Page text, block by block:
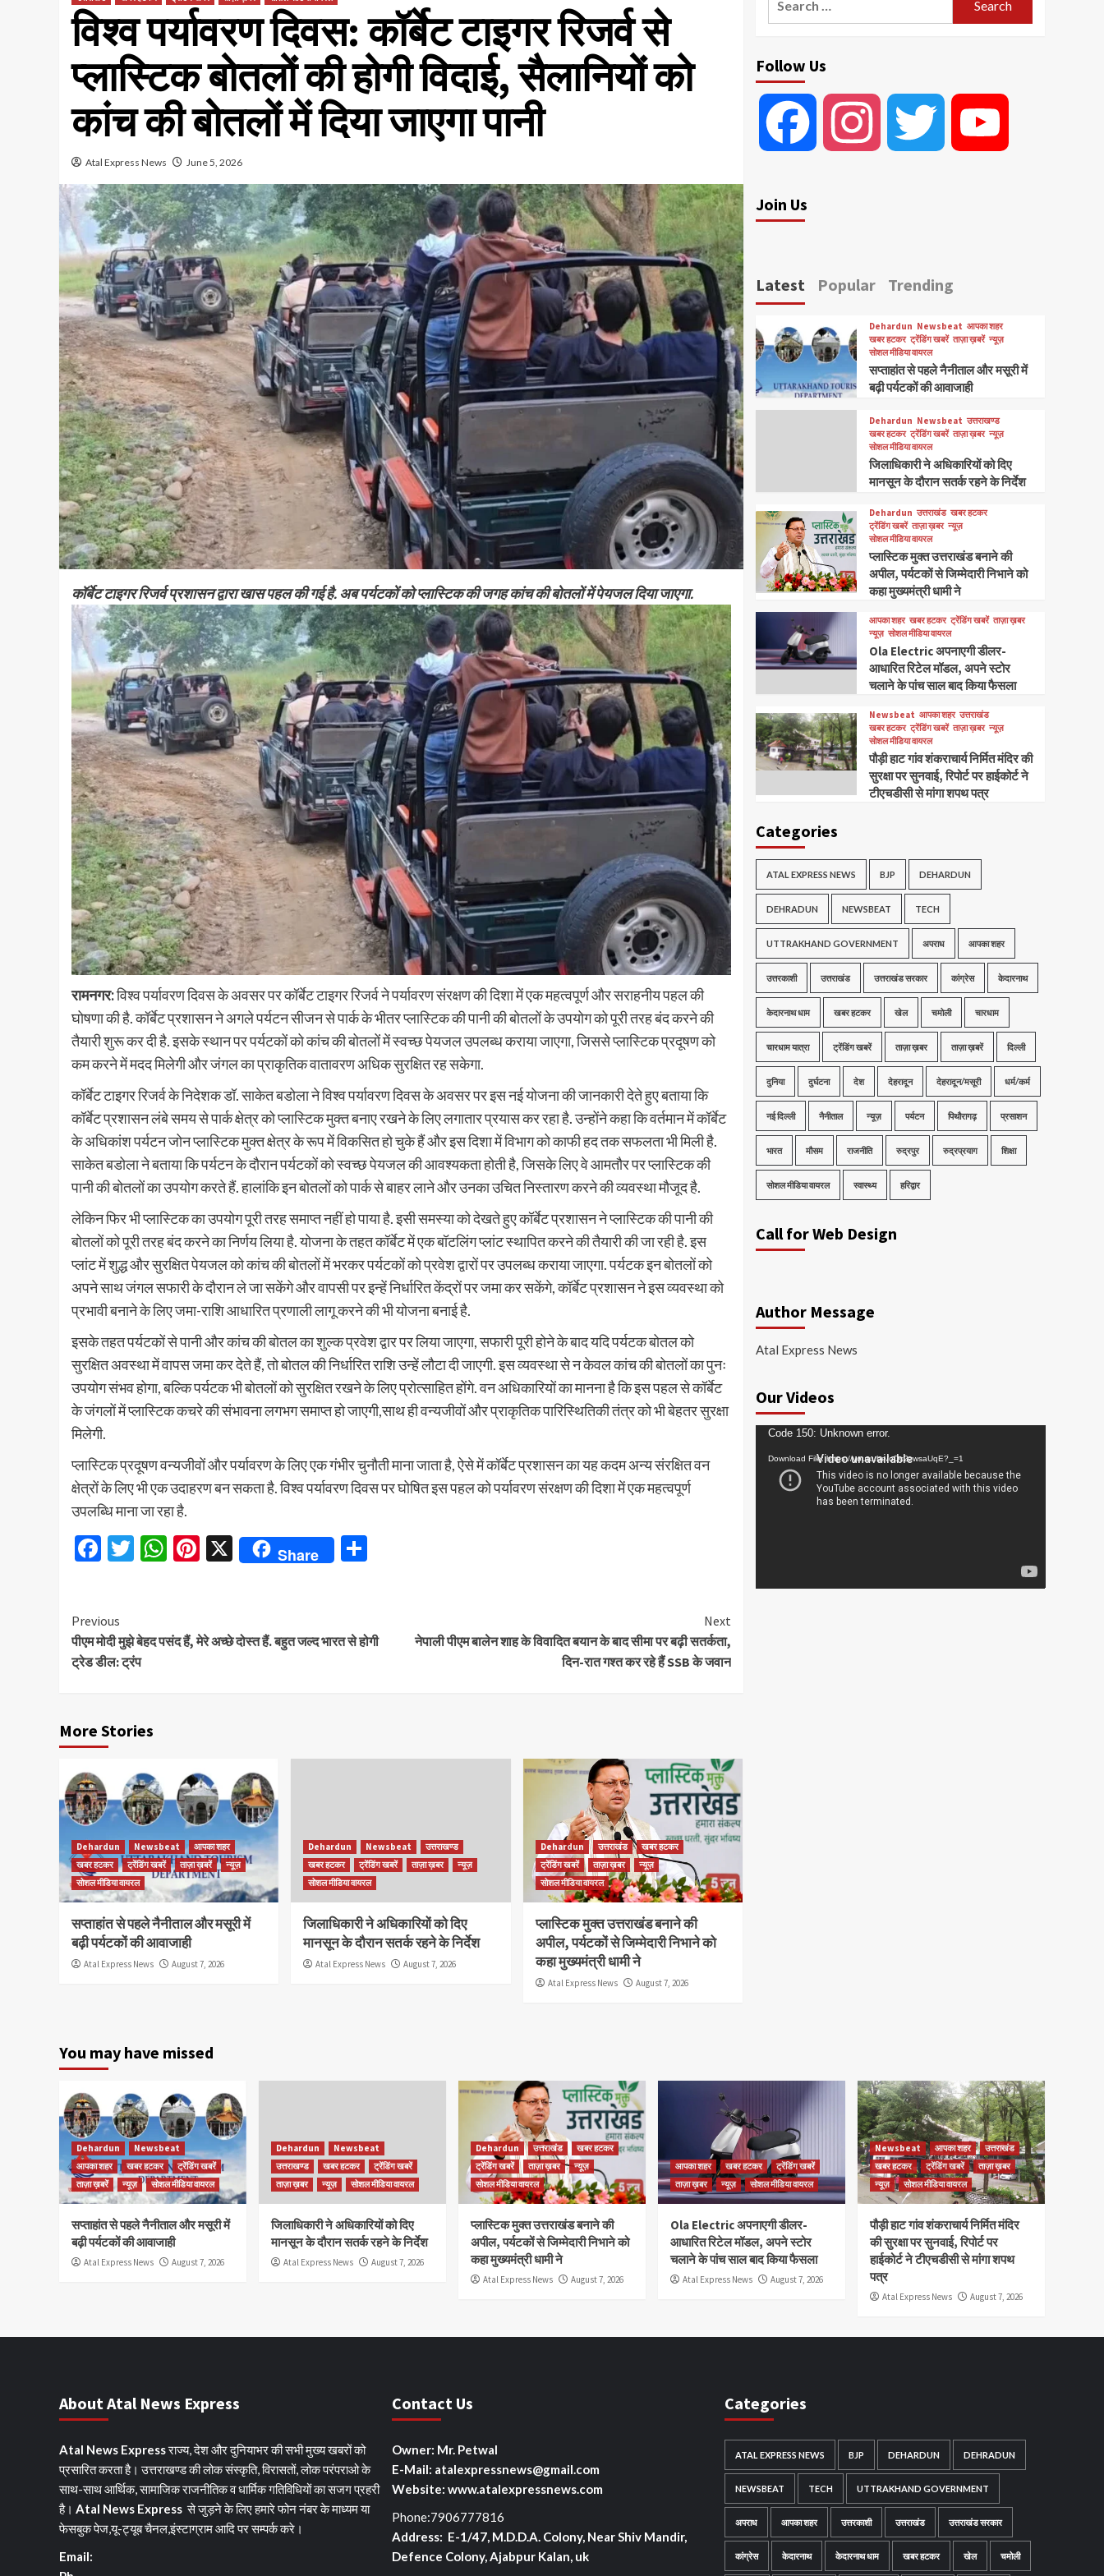
विश्व पर्यावरण दिवस: कॉर्बेट टाइगर रिजर्व से
प्लास्टिक बोतलों की होगी विदाई, सैलानियों को
कांच की बोतलों में दिया जाएगा पानी
Atal Express News June 5, 2026
कॉर्बेट टाइगर रिजर्व प्रशासन द्वारा खास पहल की गई है. अब पर्यटकों को प्लास्टिक की जगह कांच की बोतलों में पेयजल दिया जाएगा.
रामनगर:विश्व पर्यावरण दिवस के अवसर पर कॉर्बेट टाइगर रिजर्व ने पर्यावरण संरक्षण की दिशा में एक महत्वपूर्ण और सराहनीय पहल की
घोषणा की है. कॉर्बेट प्रशासन ने अगले पर्यटन सीजन से पार्क के भीतर प्लास्टिक की पानी की बोतलों के उपयोग को पूरी तरह बंद करने की
तैयारी शुरू कर दी है. इसके स्थान पर पर्यटकों को कांच की बोतलों में स्वच्छ पेयजल उपलब्ध कराया जाएगा, जिससे प्लास्टिक प्रदूषण को
कम करने में मदद मिलेगी और जंगल का प्राकृतिक वातावरण अधिक सुरक्षित रह सकेगा.
कॉर्बेट टाइगर रिजर्व के निदेशक डॉ. साकेत बडोला ने विश्व पर्यावरण दिवस के अवसर पर इस नई योजना की जानकारी देते हुए बताया कि
कॉर्बेट प्रशासन लंबे समय से पार्क क्षेत्र को प्लास्टिक मुक्त बनाए रखने के लिए लगातार प्रयास कर रहा है. उन्होंने कहा कि वर्तमान में कॉर्बेट
के अधिकांश पर्यटन जोन प्लास्टिक मुक्त क्षेत्र के रूप में विकसित हो चुके हैं और इस दिशा में विभाग को काफी हद तक सफलता भी मिली है.
साकेत बडोला ने बताया कि पर्यटन के दौरान पर्यटकों को स्वच्छ पेयजल की आवश्यकता होती है, जिसके लिए वे आमतौर पर प्लास्टिक की
पानी की बोतलों का उपयोग करते हैं. हालांकि इन बोतलों को पार्क से बाहर लाने और उनका उचित निस्तारण करने की व्यवस्था मौजूद है.
लेकिन फिर भी प्लास्टिक का उपयोग पूरी तरह समाप्त नहीं हो पाया है. इसी समस्या को देखते हुए कॉर्बेट प्रशासन ने प्लास्टिक की पानी की
बोतलों को पूरी तरह बंद करने का निर्णय लिया है. योजना के तहत कॉर्बेट में एक बॉटलिंग प्लांट स्थापित करने की तैयारी की जा रही है. इस
प्लांट में शुद्ध और सुरक्षित पेयजल को कांच की बोतलों में भरकर पर्यटकों को प्रवेश द्वारों पर उपलब्ध कराया जाएगा. पर्यटक इन बोतलों को
अपने साथ जंगल सफारी के दौरान ले जा सकेंगे और वापसी पर इन्हें निर्धारित केंद्रों पर जमा कर सकेंगे, कॉर्बेट प्रशासन ने इस व्यवस्था को
प्रभावी बनाने के लिए जमा-राशि आधारित प्रणाली लागू करने की भी योजना बनाई है.
इसके तहत पर्यटकों से पानी और कांच की बोतल का शुल्क प्रवेश द्वार पर लिया जाएगा, सफारी पूरी होने के बाद यदि पर्यटक बोतल को
सुरक्षित अवस्था में वापस जमा कर देते हैं, तो बोतल की निर्धारित राशि उन्हें लौटा दी जाएगी. इस व्यवस्था से न केवल कांच की बोतलों का पुनः
उपयोग संभव होगा, बल्कि पर्यटक भी बोतलों को सुरक्षित रखने के लिए प्रोत्साहित होंगे. वन अधिकारियों का मानना है कि इस पहल से कॉर्बेट
के जंगलों में प्लास्टिक कचरे की संभावना लगभग समाप्त हो जाएगी,साथ ही वन्यजीवों और प्राकृतिक पारिस्थितिकी तंत्र को भी बेहतर सुरक्षा
मिलेगी.
प्लास्टिक प्रदूषण वन्यजीवों और पर्यावरण के लिए एक गंभीर चुनौती माना जाता है, ऐसे में कॉर्बेट प्रशासन का यह कदम अन्य संरक्षित वन
क्षेत्रों के लिए भी एक उदाहरण बन सकता है. विश्व पर्यावरण दिवस पर घोषित इस पहल को पर्यावरण संरक्षण की दिशा में एक महत्वपूर्ण
उपलब्धि माना जा रहा है.
Facebook
Twitter
WhatsApp
Pinterest
X Share
Continue
Reading
Previous
पीएम मोदी मुझे बेहद पसंद हैं, मेरे अच्छे दोस्त हैं. बहुत जल्द भारत से होगी
ट्रेड डील: ट्रंप
Next
नेपाली पीएम बालेन शाह के विवादित बयान के बाद सीमा पर बढ़ी सतर्कता,
दिन-रात गश्त कर रहे हैं SSB के जवान
More Stories
Dehardun Newsbeat
आपका शहर
खबर हटकर
ट्रेंडिंग खबरें ताज़ा ख़बरें
न्यूज़
सोशल मीडिया वायरल
सप्ताहांत से पहले नैनीताल और मसूरी में
बढ़ी पर्यटकों की आवाजाही
Atal Express News August 7, 2026
Dehardun Newsbeat
उत्तराखण्ड
खबर हटकर
ट्रेंडिंग खबरें ताज़ा ख़बर
न्यूज़
सोशल मीडिया वायरल
जिलाधिकारी ने अधिकारियों को दिए
मानसून के दौरान सतर्क रहने के निर्देश
Atal Express News August 7, 2026
Dehardun उत्तराखंड
खबर हटकर
ट्रेंडिंग खबरें
ताज़ा ख़बर
न्यूज़
सोशल मीडिया वायरल
प्लास्टिक मुक्त उत्तराखंड बनाने की
अपील, पर्यटकों से जिम्मेदारी निभाने को
कहा मुख्यमंत्री धामी ने
Atal Express News August 7, 2026
Follow Us
Facebook Instagram Twitter
Join Us
Latest Popular Trending
Dehardun Newsbeat आपका शहर
खबर हटकर ट्रेंडिंग खबरें ताज़ा ख़बरें न्यूज़
सोशल मीडिया वायरल
सप्ताहांत से पहले नैनीताल और मसूरी में
बढ़ी पर्यटकों की आवाजाही
Dehardun Newsbeat उत्तराखण्ड
खबर हटकर ट्रेंडिंग खबरें ताज़ा ख़बर न्यूज़
सोशल मीडिया वायरल
जिलाधिकारी ने अधिकारियों को दिए
मानसून के दौरान सतर्क रहने के निर्देश
Dehardun उत्तराखंड खबर हटकर
ट्रेंडिंग खबरें ताज़ा ख़बर न्यूज़
सोशल मीडिया वायरल
प्लास्टिक मुक्त उत्तराखंड बनाने की
अपील, पर्यटकों से जिम्मेदारी निभाने को
कहा मुख्यमंत्री धामी ने
आपका शहर खबर हटकर ट्रेंडिंग खबरें ताज़ा ख़बर
न्यूज़ सोशल मीडिया वायरल
Ola Electric अपनाएगी डीलर-
आधारित रिटेल मॉडल, अपने स्टोर
चलाने के पांच साल बाद किया फैसला
Newsbeat आपका शहर उत्तराखंड
खबर हटकर ट्रेंडिंग खबरें ताज़ा ख़बर न्यूज़
सोशल मीडिया वायरल
पौड़ी हाट गांव शंकराचार्य निर्मित मंदिर की
सुरक्षा पर सुनवाई, रिपोर्ट पर हाईकोर्ट ने
टीएचडीसी से मांगा शपथ पत्र
Categories
ATAL EXPRESS NEWS BJP DEHARDUN
DEHRADUN NEWSBEAT TECH
UTTRAKHAND GOVERNMENT अपराध आपका शहर
उत्तरकाशी उत्तराखंड उत्तराखंड सरकार कांग्रेस केदारनाथ
केदारनाथ धाम खबर हटकर खेल चमोली चारधाम
चारधाम यात्रा ट्रेंडिंग खबरें ताज़ा ख़बर ताज़ा ख़बरें दिल्ली
दुनिया दुर्घटना देश देहरादून देहरादून/मसूरी धर्म/कर्म
नई दिल्ली नैनीताल न्यूज़ पर्यटन पिथौरागढ़ प्रसाशन
भारत मौसम राजनीति रुद्रपुर रुद्रप्रयाग शिक्षा
सोशल मीडिया वायरल स्वास्थ्य हरिद्वार
Call for Web Design
Author Message
Atal Express News
Our Videos
Video
Player
Code 150: Unknown error.
Download File: https://youtu.be/oDc2zwsaUqE?_=1
You may have missed
Dehardun
Newsbeat
आपका शहर
खबर हटकर
ट्रेंडिंग खबरें
ताज़ा ख़बरें
न्यूज़ सोशल मीडिया वायरल
सप्ताहांत से पहले नैनीताल और मसूरी में
बढ़ी पर्यटकों की आवाजाही
Atal Express News August 7, 2026
Dehardun
Newsbeat
उत्तराखण्ड
खबर हटकर
ट्रेंडिंग खबरें
ताज़ा ख़बर
न्यूज़ सोशल मीडिया वायरल
जिलाधिकारी ने अधिकारियों को दिए
मानसून के दौरान सतर्क रहने के निर्देश
Atal Express News August 7, 2026
Dehardun उत्तराखंड
खबर हटकर
ट्रेंडिंग खबरें
ताज़ा ख़बर
न्यूज़
सोशल मीडिया वायरल
प्लास्टिक मुक्त उत्तराखंड बनाने की
अपील, पर्यटकों से जिम्मेदारी निभाने को
कहा मुख्यमंत्री धामी ने
Atal Express News August 7, 2026
आपका शहर खबर हटकर
ट्रेंडिंग खबरें
ताज़ा ख़बर
न्यूज़ सोशल मीडिया वायरल
Ola Electric अपनाएगी डीलर-
आधारित रिटेल मॉडल, अपने स्टोर
चलाने के पांच साल बाद किया फैसला
Atal Express News August 7, 2026
Newsbeat आपका शहर
उत्तराखंड
खबर हटकर
ट्रेंडिंग खबरें
ताज़ा ख़बर
न्यूज़
सोशल मीडिया वायरल
पौड़ी हाट गांव शंकराचार्य निर्मित मंदिर
की सुरक्षा पर सुनवाई, रिपोर्ट पर
हाईकोर्ट ने टीएचडीसी से मांगा शपथ
पत्र
Atal Express News August 7, 2026
About Atal News Express
Atal News Expressराज्य, देश और दुनियाभर की सभी मुख्य खबरों को
प्रसारित करता है। उत्तराखण्ड की लोक संस्कृति, विरासतों, लोक परंपराओ के
साथ-साथ आर्थिक, सामाजिक राजनीतिक व धार्मिक गतिविधियों का सजग प्रहरी
है। Atal News Express से जुड़ने के लिए हमारे फोन नंबर के माध्यम या
फेसबुक पेज,यू-ट्यूब चैनल,इंस्टाग्राम आदि पर सम्पर्क करे।
Email:
Contact Us
Owner: Mr. Petwal
E-Mail: atalexpressnews@gmail.com
Website: www.atalexpressnews.com
Phone:7906777816
Address: E-1/47, M.D.D.A. Colony, Near Shiv Mandir,
Defence Colony, Ajabpur Kalan, uk
Categories
ATAL EXPRESS NEWS BJP DEHARDUN DEHRADUN
NEWSBEAT TECH UTTRAKHAND GOVERNMENT
अपराध आपका शहर उत्तरकाशी उत्तराखंड उत्तराखंड सरकार
कांग्रेस केदारनाथ केदारनाथ धाम खबर हटकर खेल चमोली